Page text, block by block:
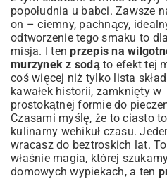
Niezbędne Składniki na
Murzynka – Kompletna Lista
Jak wybrać najlepsze kakao do
intensywnego smaku?
Rola jajek i tłuszczu w
Przepis Krok po Kroku: Jak
Wilgotnego Murzynka z Sodą?
Przygotowanie ciasta –
i mokrych składników
Prawidłowe pieczenie:
dla idealnej konsystencji
Sprawdzenie gotowości ciasta
popołudnia u babci. Zawsze
on – ciemny, pachnący,
odtworzenie tego smaku to
misja. I tenprzepis na
murzynek z sodąto efekt tej
coś więcej niż tylko lista
kawałek historii, zamknięty w
prostokątnej formie do
Czasami myślę, że to ciasto
kulinarny wehikuł czasu.
wracasz do beztroskich lat.
właśnie magia, której
domowych wypiekach, a ten